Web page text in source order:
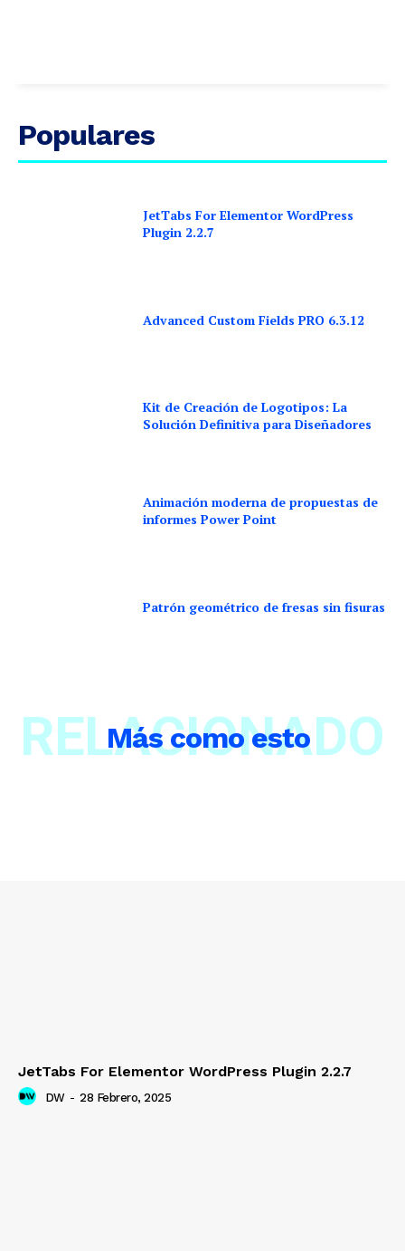
Populares
JetTabs For Elementor WordPress
Plugin 2.2.7
Advanced Custom Fields PRO 6.3.12
Kit de Creación de Logotipos: La
Solución Definitiva para Diseñadores
Animación moderna de propuestas de
informes Power Point
Patrón geométrico de fresas sin fisuras
Más como esto
RELACIONADO
JetTabs For Elementor WordPress Plugin 2.2.7
DW - 28 Febrero, 2025